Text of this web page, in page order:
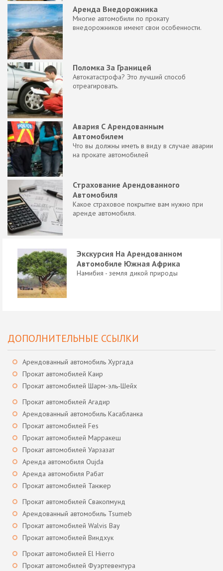
Аренда Внедорожника
Многие автомобили по прокату
внедорожников имеют свои особенности.
Поломка За Границей
Автокатастрофа? Это лучший способ
отреагировать.
Авария С Арендованным
Автомобилем
Что вы должны иметь в виду в случае аварии
на прокате автомобилей
Страхование Арендованного
Автомобиля
Какое страховое покрытие вам нужно при
аренде автомобиля.
Экскурсия На Арендованном
Автомобиле Южная Африка
Намибия - земля дикой природы
ДОПОЛНИТЕЛЬНЫЕ ССЫЛКИ
Арендованный автомобиль Хургада
Прокат автомобилей Каир
Прокат автомобилей Шарм-эль-Шейх
Прокат автомобилей Агадир
Арендованный автомобиль Касабланка
Прокат автомобилей Fes
Прокат автомобилей Марракеш
Прокат автомобилей Уарзазат
Аренда автомобиля Oujda
Аренда автомобиля Рабат
Прокат автомобилей Танжер
Прокат автомобилей Свакопмунд
Арендованный автомобиль Tsumeb
Прокат автомобилей Walvis Bay
Прокат автомобилей Виндхук
Прокат автомобилей El Hierro
Прокат автомобилей Фуэртевентура